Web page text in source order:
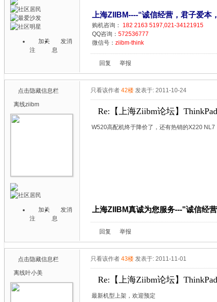
加关
注
发消
息
上海ZIIBM----“诚信经营，君子爱本
购机咨询：
182 2163 5197,021-34121915
QQ咨询： 572536777
微信号： ziibm-think
回复 举报
点击隐藏信息栏
离线ziibm
加关
注
发消
息
只看该作者 42楼 发表于: 2011-10-24
Re:【上海Ziibm论坛】
W520高配机终于降价了，还有热销的X220
上海ZIIBM真诚为您服务---"诚信经
回复 举报
点击隐藏信息栏
离线叶小美
只看该作者 43楼 发表于: 2011-11-01
Re:【上海Ziibm论坛】
最新机型上架，欢迎预定